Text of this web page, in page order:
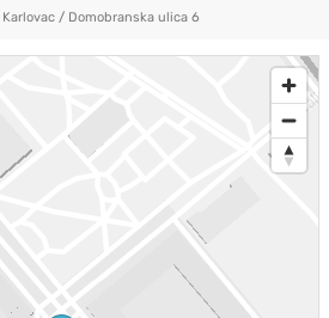
Karlovac/ Domobranska ulica 6